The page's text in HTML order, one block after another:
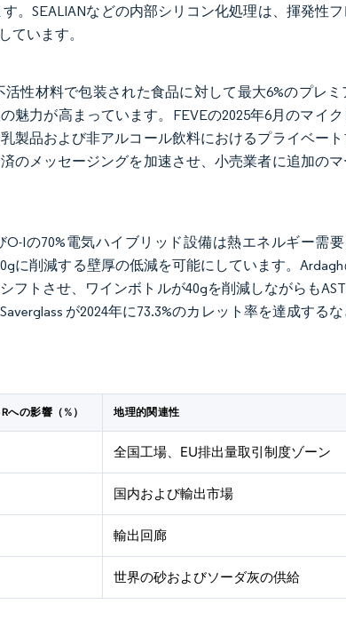
。SEALIANなどの内部シリコン化処理は、揮発性
ています。
性材料で包装された食品に対して最大6%のプレ
魅力が高まっています。FEVEの2025年6月のマイ
製品および非アルコール飲料におけるプライベー
のメッセージングを加速させ、小売業者に追加の
Iの70%電気ハイブリッド設備は熱エネルギー需
に削減する壁厚の低減を可能にしています。
フトさせ、ワインボトルが40gを削減しながらも
が2024年に73.3%のカレット率を達成する
への影響（%） 地理的関連性
全国工場、EU排出量取引制度ゾーン
国内および輸出市場
輸出回廊
世界の砂およびソーダ灰の供給